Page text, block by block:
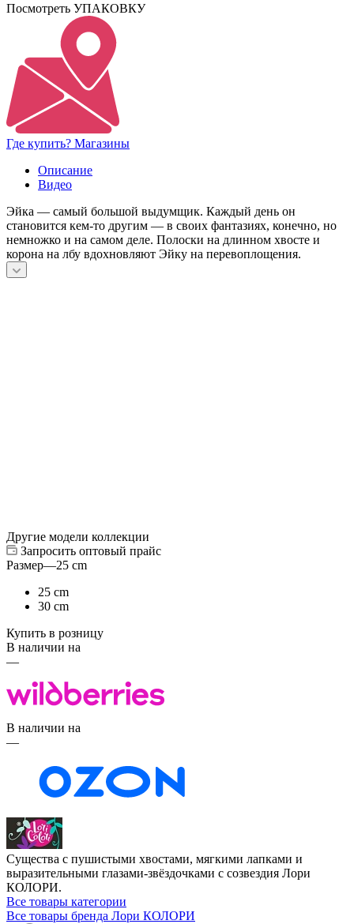
Посмотреть УПАКОВКУ
Где купить? Магазины
Описание
Видео
Эйка — самый большой выдумщик. Каждый день он
становится кем-то другим — в своих фантазиях, конечно, но
немножко и на самом деле. Полоски на длинном хвосте и
корона на лбу вдохновляют Эйку на перевоплощения.
Другие модели коллекции
Запросить оптовый прайс
Размер—25 cm
25 cm
30 cm
Купить в розницу
В наличии на
—
В наличии на
—
Существа с пушистыми хвостами, мягкими лапками и
выразительными глазами-звёздочками с созвездия Лори
КОЛОРИ.
Все товары категории
Все товары бренда Лори КОЛОРИ